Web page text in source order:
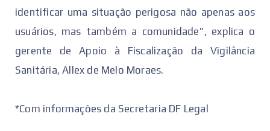
identificar uma situação perigosa não apenas aos
usuários, mas também a comunidade”, explica o
gerente de Apoio à Fiscalização da Vigilância
Sanitária, Allex de Melo Moraes.
*Com informações da Secretaria DF Legal